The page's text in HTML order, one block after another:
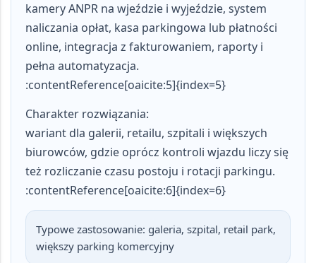
kamery ANPR na wjeździe i wyjeździe, system
naliczania opłat, kasa parkingowa lub płatności
online, integracja z fakturowaniem, raporty i
pełna automatyzacja.
:contentReference[oaicite:5]{index=5}
Charakter rozwiązania:
wariant dla galerii, retailu, szpitali i większych
biurowców, gdzie oprócz kontroli wjazdu liczy się
też rozliczanie czasu postoju i rotacji parkingu.
:contentReference[oaicite:6]{index=6}
Typowe zastosowanie: galeria, szpital, retail park,
większy parking komercyjny